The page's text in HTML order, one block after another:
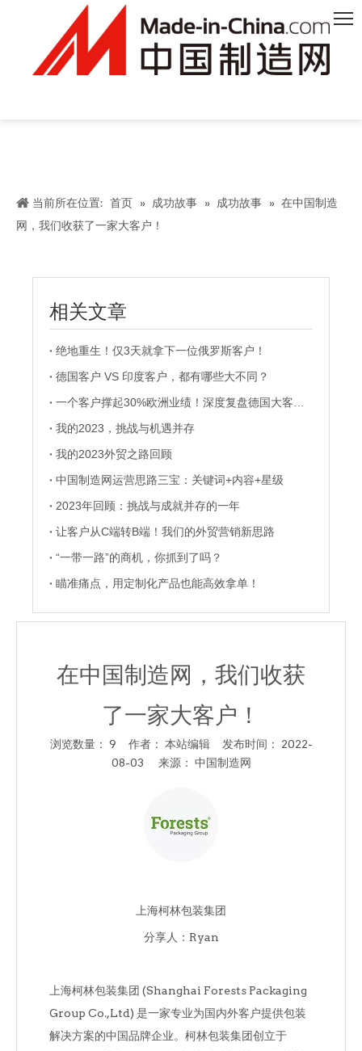
当前所在位置: 首页 » 成功故事 » 成功故事 » 在中国制造
网，我们收获了一家大客户！
相关文章
绝地重生！仅3天就拿下一位俄罗斯客户！
德国客户 VS 印度客户，都有哪些大不同？
一个客户撑起30%欧洲业绩！深度复盘德国大客户的养成记
我的2023，挑战与机遇并存
我的2023外贸之路回顾
中国制造网运营思路三宝：关键词+内容+星级
2023年回顾：挑战与成就并存的一年
让客户从C端转B端！我们的外贸营销新思路
“一带一路”的商机，你抓到了吗？
瞄准痛点，用定制化产品也能高效拿单！
在中国制造网，我们收获
了一家大客户！
浏览数量： 9 作者： 本站编辑 发布时间： 2022-
08-03 来源： 中国制造网
上海柯林包装集团
分享人：Ryan
上海柯林包装集团 (Shanghai Forests Packaging
Group Co.,Ltd) 是一家专业为国内外客户提供包装
解决方案的中国品牌企业。柯林包装集团创立于